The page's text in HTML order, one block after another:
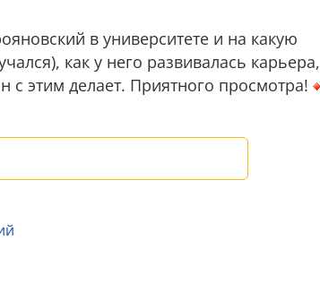
в университете и на какую
как у него развивалась карьера,
с этим делает. Приятного просмотра!